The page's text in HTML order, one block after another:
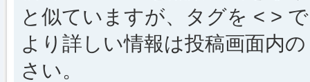
と似ていますが、タグを < >
より詳しい情報は投稿画面内
さい。